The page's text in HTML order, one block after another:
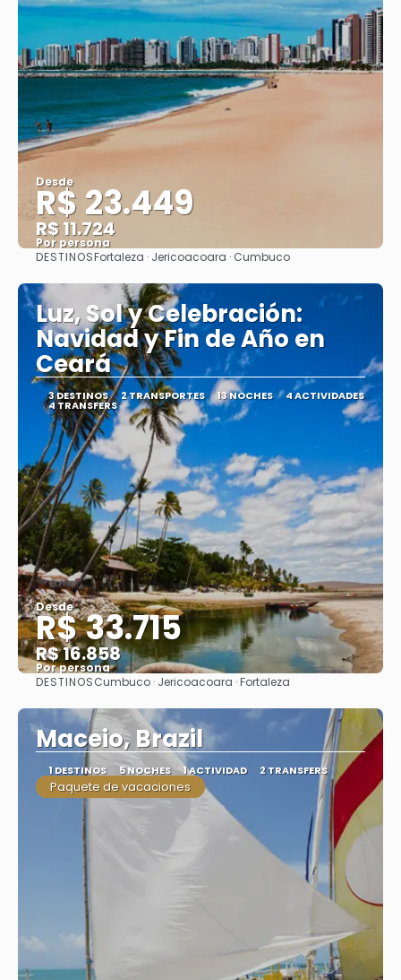
Desde
R$ 23.449
R$ 11.724
Por persona
Ver
DESTINOSFortaleza · Jericoacoara · Cumbuco
Luz, Sol y Celebración:
Navidad y Fin de Año en
Ceará
3 DESTINOS 2 TRANSPORTES 13 NOCHES 4 ACTIVIDADES
4 TRANSFERS
Desde
R$ 33.715
R$ 16.858
Por persona
Ver
DESTINOSCumbuco · Jericoacoara · Fortaleza
Maceio, Brazil
1 DESTINOS 5 NOCHES 1 ACTIVIDAD 2 TRANSFERS
Paquete de vacaciones